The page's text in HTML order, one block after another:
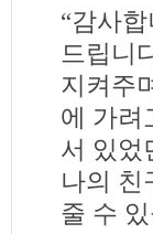
“감사
드립니
지켜주
에 가려
서 있었
나의 친
줄 수